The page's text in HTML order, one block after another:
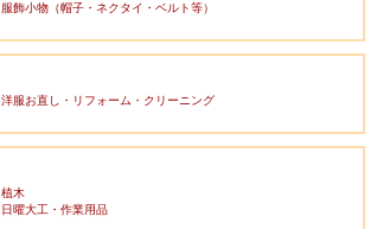
服飾小物（帽子・ネクタイ・ベルト等）
洋服お直し・リフォーム・クリーニング
植木
日曜大工・作業用品